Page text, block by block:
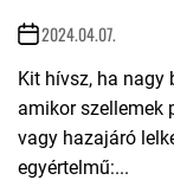
2024.04.07.
Kit hívsz, ha nagy
amikor szellemek
vagy hazajáró
egyértelmű:...